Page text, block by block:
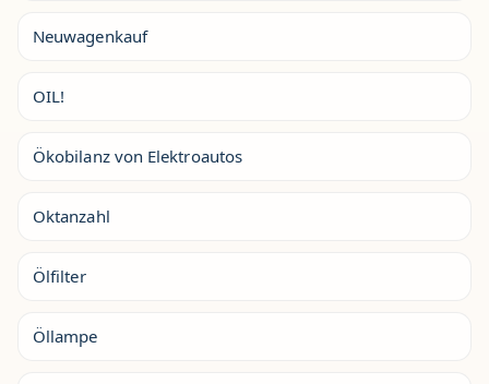
Neuwagenkauf
OIL!
Ökobilanz von Elektroautos
Oktanzahl
Ölfilter
Öllampe